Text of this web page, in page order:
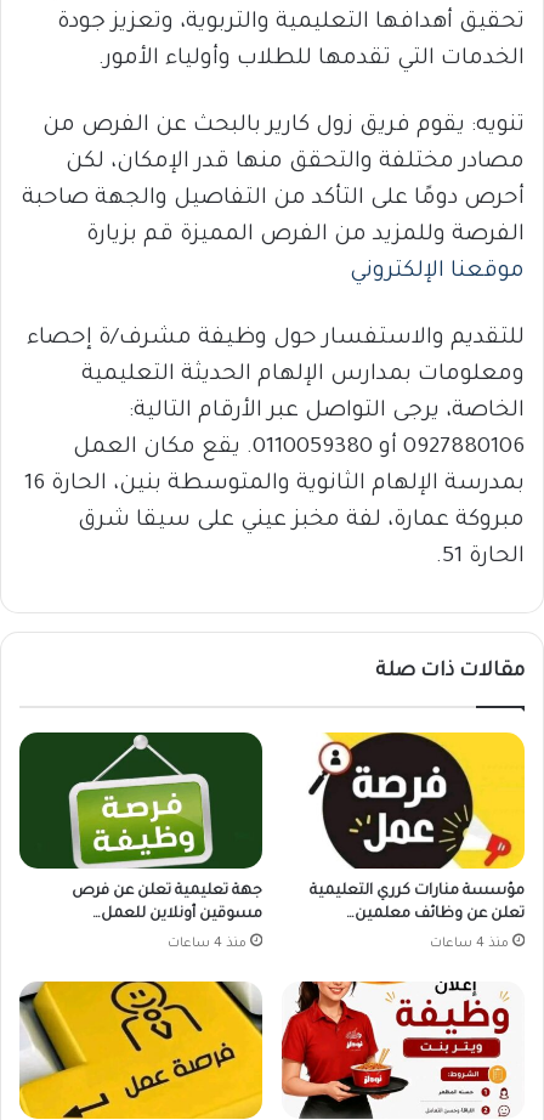
تحقيق أهدافها التعليمية والتربوية، وتعزيز جودة
الخدمات التي تقدمها للطلاب وأولياء الأمور.
تنويه: يقوم فريق زول كارير بالبحث عن الفرص من
مصادر مختلفة والتحقق منها قدر الإمكان، لكن
أحرص دومًا على التأكد من التفاصيل والجهة صاحبة
الفرصة وللمزيد من الفرص المميزة قم بزيارة
موقعنا الإلكتروني
للتقديم والاستفسار حول وظيفة مشرف/ة إحصاء
ومعلومات بمدارس الإلهام الحديثة التعليمية
الخاصة، يرجى التواصل عبر الأرقام التالية:
0927880106 أو 0110059380. يقع مكان العمل
بمدرسة الإلهام الثانوية والمتوسطة بنين، الحارة 16
مبروكة عمارة، لفة مخبز عيني على سيقا شرق
الحارة 51.
مقالات ذات صلة
مؤسسة منارات كرري التعليمية
تعلن عن وظائف معلمين…
منذ 4 ساعات
جهة تعليمية تعلن عن فرص
مسوقين أونلاين للعمل…
منذ 4 ساعات